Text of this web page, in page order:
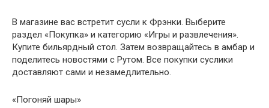
В магазине вас встретит сусли к Фрэнки. Выберите
раздел «Покупка» и категорию «Игры и развлечения».
Купите бильярдный стол. Затем возвращайтесь в амбар и
поделитесь новостями с Рутом. Все покупки суслики
доставляют сами и незамедлительно.
«Погоняй шары»